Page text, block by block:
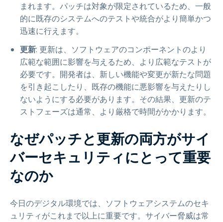
まれます。パッチは対象が限定されているため、一般
的に既存のシステムへのテストや統合がより簡単かつ
迅速に行えます。
更新: 更新は、ソフトウェアのコンポーネントのより
広範な範囲に影響を与えるため、より広範なテストが
必要です。開発者は、新しい機能や変更が新たな問題
を引き起こしたり、既存の機能に悪影響を与えたりし
ないようにする必要があります。その結果、更新のテ
ストフェーズは通常、より厳格で時間がかかります。
なぜパッチと更新の両方がサイ
バーセキュリティにとって重要
なのか
今日のデジタル環境では、ソフトウェアシステムのセキ
ュリティがこれまで以上に重要です。サイバー脅威は常